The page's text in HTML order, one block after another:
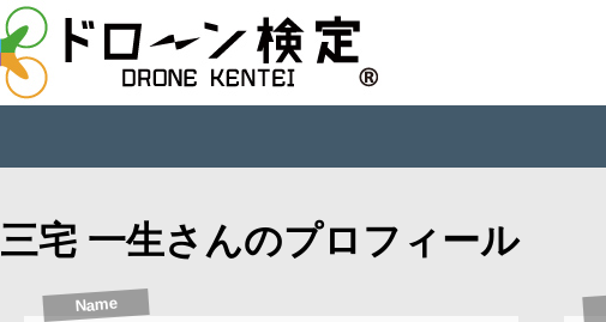
三宅 一生さんのプロフィール
Name